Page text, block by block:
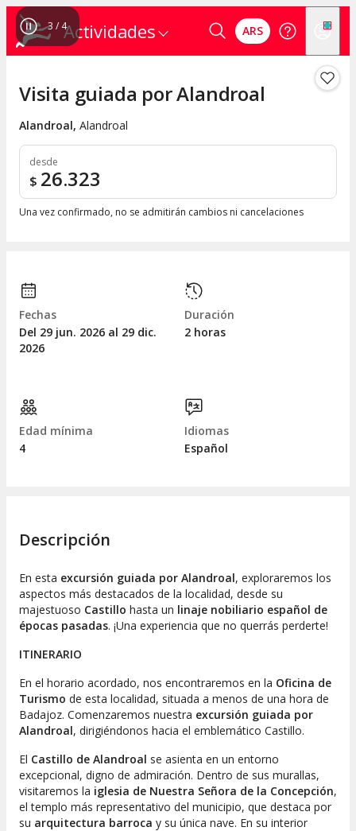
Actividades ARS
4 / 4
Visita guiada por Alandroal
Alandroal, Alandroal
desde
$ 26.323
Una vez confirmado, no se admitirán cambios ni cancelaciones
Fechas
Del 29 jun. 2026 al 29 dic.
2026
Duración
2 horas
Edad mínima
4
Idiomas
Español
Descripción
En esta excursión guiada por Alandroal, exploraremos los
aspectos más destacados de la localidad, desde su
majestuoso Castillo hasta un linaje nobiliario español de
épocas pasadas. ¡Una experiencia que no querrás perderte!
ITINERARIO
En el horario acordado, nos encontraremos en la Oficina de
Turismo de esta localidad, situada a menos de una hora de
Badajoz. Comenzaremos nuestra excursión guiada por
Alandroal, dirigiéndonos hacia el emblemático Castillo.
El Castillo de Alandroal se asienta en un entorno
excepcional, digno de admiración. Dentro de sus murallas,
visitaremos la iglesia de Nuestra Señora de la Concepción,
el templo más representativo del municipio, que destaca por
su arquitectura barroca y su única nave. En su interior